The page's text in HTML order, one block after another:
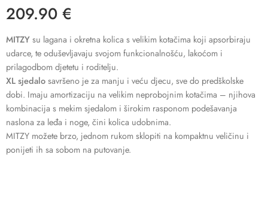
209.90 €
MITZYsu lagana i okretna kolica s velikim kotačima koji apsorbiraju
udarce, te oduševljavaju svojom funkcionalnošću, lakoćom i
prilagodbom djetetu i roditelju.
XL sjedalosavršeno je za manju i veću djecu, sve do predškolske
dobi. Imaju amortizaciju na velikim neprobojnim kotačima – njihova
kombinacija s mekim sjedalom i širokim rasponom podešavanja
naslona za leđa i noge, čini kolica udobnima.
MITZY možete brzo, jednom rukom sklopiti na kompaktnu veličinu i
ponijeti ih sa sobom na putovanje.